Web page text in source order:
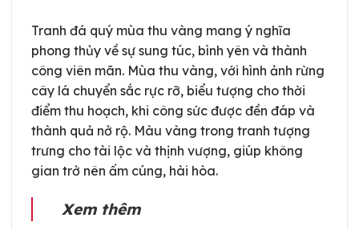
Tranh đá quý mùa thu vàng mang ý nghĩa
phong thủy về sự sung túc, bình yên và thành
công viên mãn. Mùa thu vàng, với hình ảnh rừng
cây lá chuyển sắc rực rỡ, biểu tượng cho thời
điểm thu hoạch, khi công sức được đền đáp và
thành quả nở rộ. Màu vàng trong tranh tượng
trưng cho tài lộc và thịnh vượng, giúp không
gian trở nên ấm cúng, hài hòa.
Xem thêm